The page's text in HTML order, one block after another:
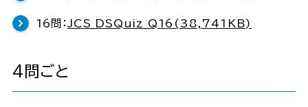
16問：JCS_DSQuiz_Q16(38,741KB)
4問ごと